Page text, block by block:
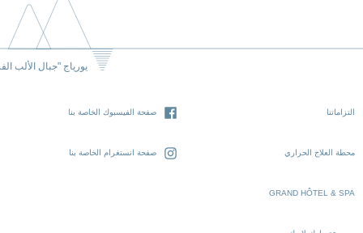
يورياج "جبال الألب
التزاماتنا
محطة العلاج الحراري
GRAND HÔTEL & SPA
صفحة الفيسبوك الخاصة بنا
صفحة انستغرام الخاصة بنا